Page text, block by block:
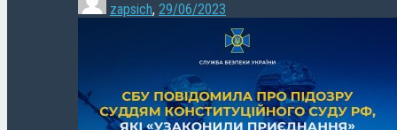
zapsich, 29/06/2023